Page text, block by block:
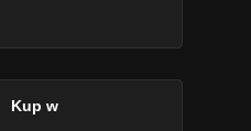
Kup w